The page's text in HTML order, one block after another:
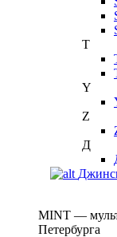
T
Y
Z
Д
MINT —
Петербурга